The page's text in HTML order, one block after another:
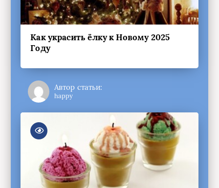
Как украсить ёлку к Новому 2025
Году
Автор статьи:
happy